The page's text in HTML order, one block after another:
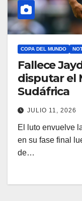
COPA DEL MUNDO
Fallece
disputar el
Sudáfrica
JULIO 11, 2026
El luto envuelve
en su fase final
de…